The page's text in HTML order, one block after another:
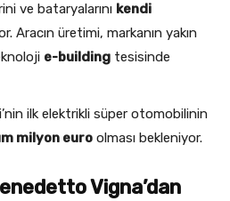
ve bataryalarını kendi
Aracın üretimi, markanın yakın
e-building tesisinde
ilk elektrikli süper otomobilinin
milyon euro olması bekleniyor.
Vigna’dan